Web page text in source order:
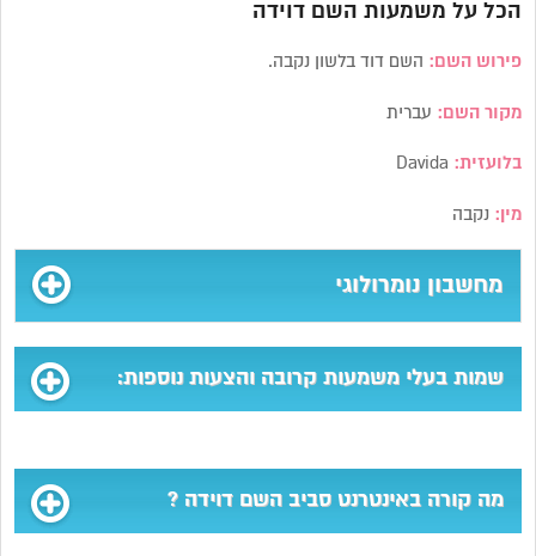
הכל על משמעות השםדוידה
פירוש השם: השם דוד בלשון נקבה.
מקור השם: עברית
בלועזית:
מין: נקבה
מחשבון נומרולוגי
שמות בעלי משמעות קרובה והצעות נוספות:
מה קורה באינטרנט סביב השם דוידה ?